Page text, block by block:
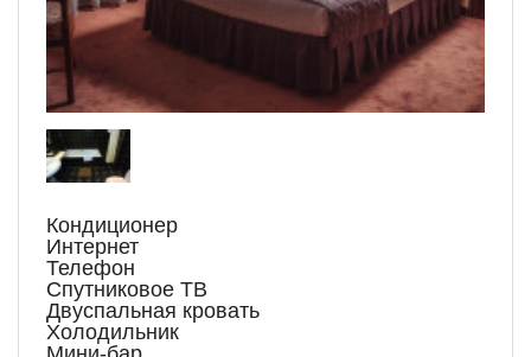
Кондиционер
Интернет
Телефон
Спутниковое ТВ
Двуспальная кровать
Холодильник